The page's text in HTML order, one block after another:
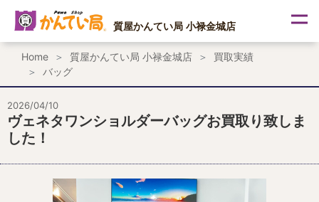
ス
プ
質屋かんてい局 小禄金城店
Home 質屋かんてい局 小禄金城店
買取実績
バッグ
2026/04/10
ヴェネタワンショルダーバッグお買取り致しま
した！